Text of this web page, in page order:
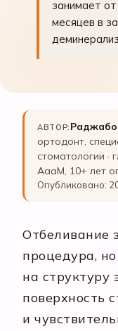
занимает
месяцев в
АВТОР:
ортодонт,
стоматологии ·
АааМ, 10+ лет
Опубликовано:
Отбеливание
процедура,
на структуру
поверхность
и